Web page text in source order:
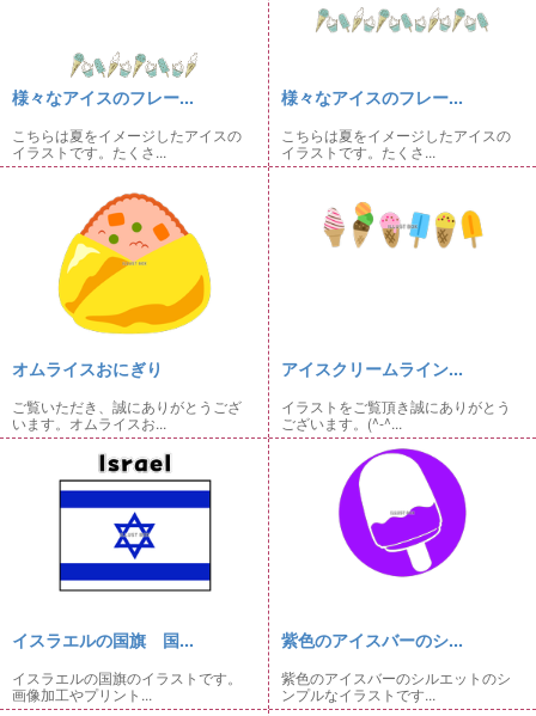
様々なアイスのフレー...
こちらは夏をイメージしたアイスの
イラストです。たくさ...
様々なアイスのフレー...
こちらは夏をイメージしたアイスの
イラストです。たくさ...
オムライスおにぎり
ご覧いただき、誠にありがとうござ
います。オムライスお...
アイスクリームライン...
イラストをご覧頂き誠にありがとう
ございます。(^-^...
イスラエルの国旗 国...
イスラエルの国旗のイラストです。
画像加工やプリント...
紫色のアイスバーのシ...
紫色のアイスバーのシルエットのシ
ンプルなイラストです...